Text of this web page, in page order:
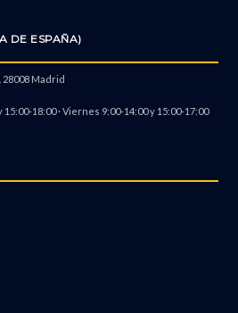
DE ESPAÑA)
28008 Madrid
18:00 · Viernes 9:00-14:00 y 15:00-17:00